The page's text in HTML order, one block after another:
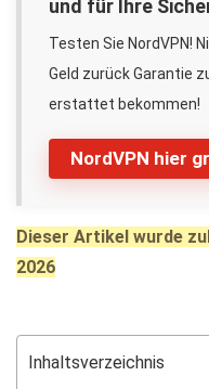
NordVPN hier
und für Ihre
Testen Sie NordVPN!
Geld zurück Garantie
erstattet bekommen!
Dieser Artikel wurde
2026
Inhaltsverzeichnis